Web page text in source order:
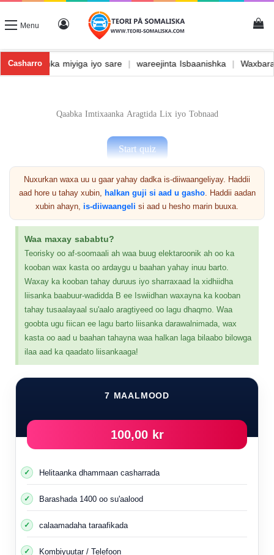
Menu
Casharro
ah | wadooyinka miyiga iyo sare | wareejinta Isbaanishka |
Qaabka Imtixaanka Aragtida Lix iyo Tobnaad
Kooxdii hore
Kooxda hadda 16
Kooxda xigta
Nuxurkan waxa uu u gaar yahay dadka is-diiwaangeliyay. Haddii
aad hore u tahay xubin, halkan guji si aad u gasho. Haddii aadan
xubin ahayn, is-diiwaangeli si aad u hesho marin buuxa.
Waa maxay sababtu?
Teorisky oo af-soomaali ah waa buug elektaroonik ah oo ka
kooban wax kasta oo ardaygu u baahan yahay inuu barto.
Waxay ka kooban tahay duruus iyo sharraxaad la xidhiidha
liisanka baabuur-wadidda B ee Iswiidhan waxayna ka kooban
tahay tusaalayaal su'aalo aragtiyeed oo lagu dhaqmo. Waa
goobta ugu fiican ee lagu barto liisanka darawalnimada, wax
kasta oo aad u baahan tahayna waa halkan laga bilaabo bilowga
ilaa aad ka qaadato liisankaaga!
7 MAALMOOD
100,00 kr
Helitaanka dhammaan casharrada
Barashada 1400 oo su'aalood
calaamadaha taraafikada
Kombiyuutar / Telefoon